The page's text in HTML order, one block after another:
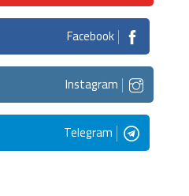
Facebook
Instagram
Telegram